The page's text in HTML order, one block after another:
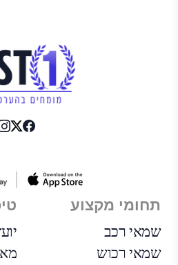
תחומי מקצוע
שמאי רכב
שמאי רכוש